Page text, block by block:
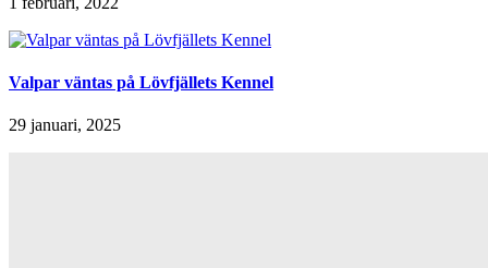
Valpar väntas på Lövfjällets Kennel
29 januari, 2025